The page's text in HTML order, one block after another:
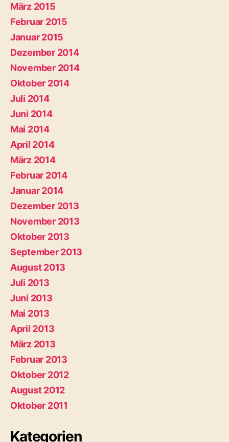
März 2015
Februar 2015
Januar 2015
Dezember 2014
November 2014
Oktober 2014
Juli 2014
Juni 2014
Mai 2014
April 2014
März 2014
Februar 2014
Januar 2014
Dezember 2013
November 2013
Oktober 2013
September 2013
August 2013
Juli 2013
Juni 2013
Mai 2013
April 2013
März 2013
Februar 2013
Oktober 2012
August 2012
Oktober 2011
Kategorien